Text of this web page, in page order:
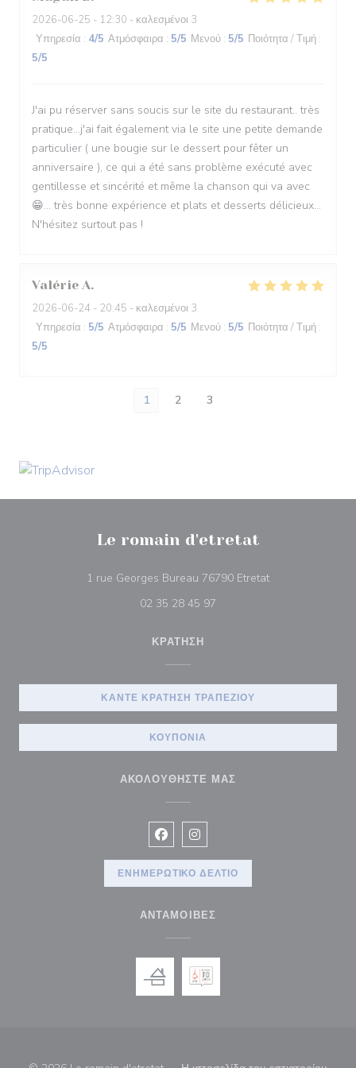
2026-06-25 - 12:30 - καλεσμένοι 3
Υπηρεσία : 4/5 Ατμόσφαιρα : 5/5 Μενού : 5/5 Ποιότητα / Τιμή :
5/5
J'ai pu réserver sans soucis sur le site du restaurant.. très
pratique...j'ai fait également via le site une petite demande
particulier ( une bougie sur le dessert pour fêter un
anniversaire ), ce qui a été sans problème exécuté avec
gentillesse et sincérité et même la chanson qui va avec
😁... très bonne expérience et plats et desserts délicieux...
N'hésitez surtout pas !
Valérie A
2026-06-24 - 20:45 - καλεσμένοι 3
Υπηρεσία : 5/5 Ατμόσφαιρα : 5/5 Μενού : 5/5 Ποιότητα / Τιμή :
5/5
1 2 3
Le romain d'etretat
1 rue Georges Bureau 76790 Etretat((ανοίγει σε νέο
02 35 28 45 97
ΚΡΆΤΗΣΗ
ΚΆΝΤΕ ΚΡΆΤΗΣΗ ΤΡΑΠΕΖΙΟΎ
ΚΟΥΠΌΝΙΑ
ΑΚΟΛΟΥΘΉΣΤΕ ΜΑΣ
Facebook ((ανοίγει σε νέο
Instagram ((ανοίγει σε νέο
ΕΝΗΜΕΡΩΤΙΚΌ ΔΕΛΤΊΟ
ΑΝΤΑΜΟΙΒΈΣ